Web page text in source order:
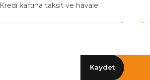
Kredi kartına taksit ve havale
Kaydet